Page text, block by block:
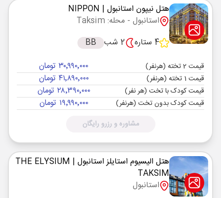
هتل نیپون استانبول | NIPPON
استانبول - محله: Taksim
4 ستاره
2 شب BB
قیمت 2 تخته (هرنفر) ۳۰٬۹۹۰٬۰۰۰ تومان
قیمت 1 تخته (هرنفر) ۴۱٬۸۹۰٬۰۰۰ تومان
قیمت کودک با تخت (هر نفر) ۲۸٬۳۹۰٬۰۰۰ تومان
قیمت کودک بدون تخت (هرنفر) ۱۹٬۹۹۰٬۰۰۰ تومان
مشاوره و رزرو رایگان
هتل الیسیوم استایلز استانبول | THE ELYSIUM
TAKSIM
استانبول